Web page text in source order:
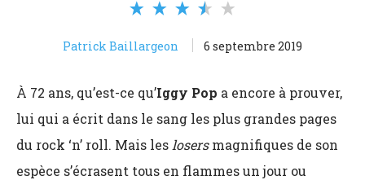
Patrick Baillargeon 6 septembre 2019
À 72 ans, qu’est-ce qu’Iggy Pop a encore à prouver,
lui qui a écrit dans le sang les plus grandes pages
du rock ‘n’ roll. Mais les losersmagnifiques de son
espèce s’écrasent tous en flammes un jour ou